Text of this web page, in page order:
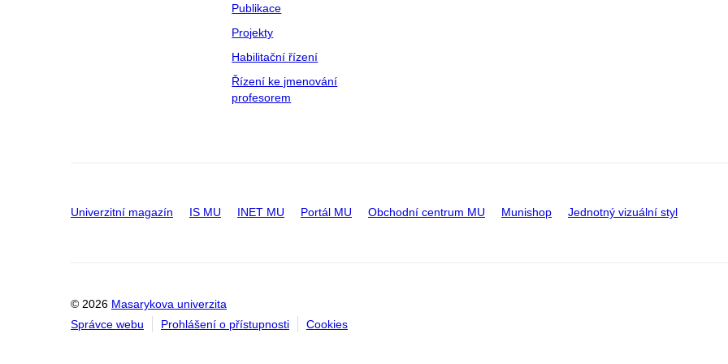
Publikace
Projekty
Habilitační řízení
Řízení ke jmenování
profesorem
Univerzitní magazín IS MU INET MU Portál MU Obchodní centrum MU Munishop Jednotný vizuální styl
© 2026 Masarykova univerzita
Správce webu
Prohlášení o přístupnosti Cookies